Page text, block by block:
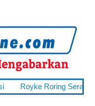
Royke Roring Serap